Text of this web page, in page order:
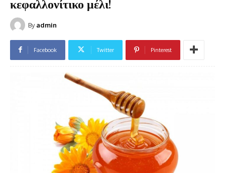
κεφαλλονίτικο μέλι!
By admin
Facebook Twitter Pinterest